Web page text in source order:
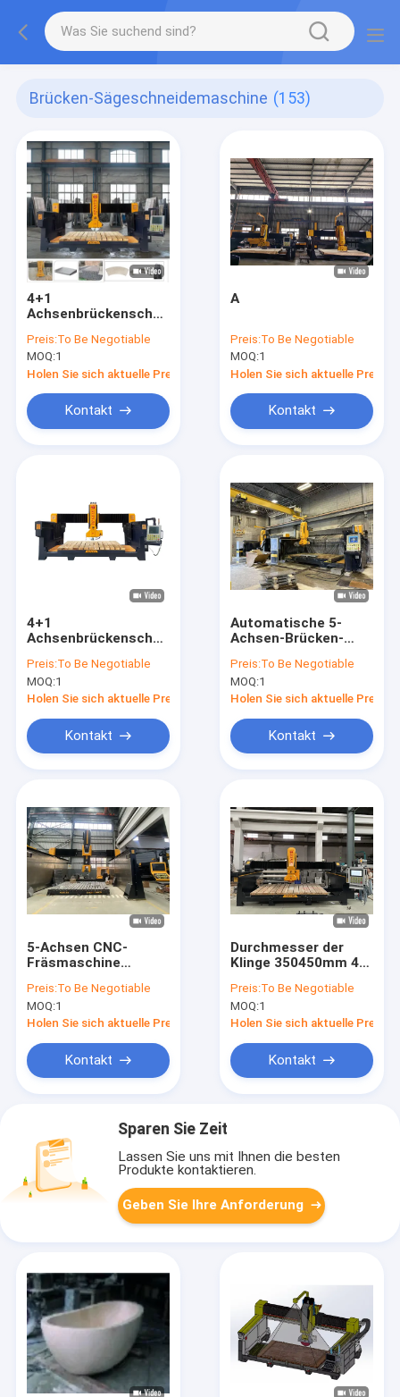
Brücken-Sägeschneidemaschine (153)
4+1
Achsenbrückenschneidemaschine
Arbeitstisch und
15kw/18.5kw
Motorleistung für
das
Präzisionssteinschneiden
Preis:To Be Negotiable
MOQ:1
Holen Sie sich aktuelle Preis
Kontakt
A
Preis:To Be Negotiable
MOQ:1
Holen Sie sich aktuelle Preis
Kontakt
4+1
Achsenbrückenschneidemaschine
Arbeitstisch und
15kw/18.5kw
Motorleistung für
Präzisionssteinschneiden
Preis:To Be Negotiable
MOQ:1
Holen Sie sich aktuelle Preis
Kontakt
Automatische 5-
Achsen-Brücken-
DDX-System für die
3200×2000×180mm-
Steinbearbeitung
Preis:To Be Negotiable
MOQ:1
Holen Sie sich aktuelle Preis
Kontakt
5-Achsen CNC-
Fräsmaschine
Achsen-
Gleichlaufsteuerung,
20 kW BT40 Spindel
Hybridtischdesign
Preis:To Be Negotiable
MOQ:1
Holen Sie sich aktuelle Preis
Kontakt
Durchmesser der
Klinge 350450mm 4
Preis:To Be Negotiable
MOQ:1
Holen Sie sich aktuelle Preis
Kontakt
Sparen Sie Zeit
Lassen Sie uns mit Ihnen die besten
Produkte kontaktieren.
Geben Sie Ihre Anforderung